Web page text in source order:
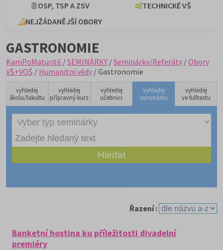
OSP, TSP A ZSV
TECHNICKÉ VŠ
NEJŽÁDANĚJŠÍ OBORY
GASTRONOMIE
KamPoMaturitě /SEMINÁRKY /Seminárky/Referáty /Obory
VŠ+VOŠ / Humanitní vědy / Gastronomie
vyhledej
školu/fakultu
vyhledej
přípravný kurz
vyhledej
učebnici
vyhledej
seminárku
vyhledej
ve fulltextu
Řazení :
Banketní hostina ku příležitosti divadelní
premiéry